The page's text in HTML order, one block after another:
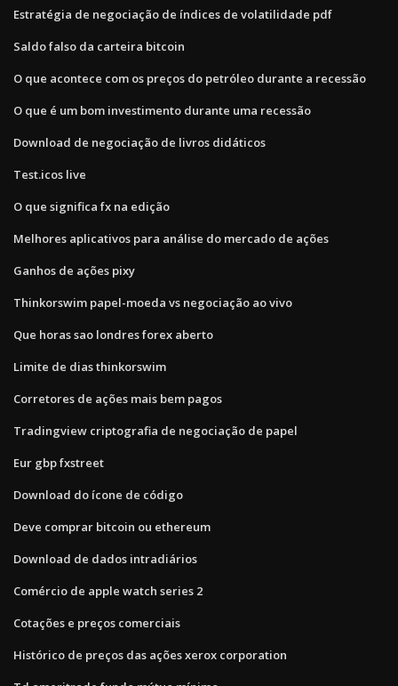
Estratégia de negociação de índices de volatilidade pdf
Saldo falso da carteira bitcoin
O que acontece com os preços do petróleo durante a recessão
O que é um bom investimento durante uma recessão
Download de negociação de livros didáticos
Test.icos live
O que significa fx na edição
Melhores aplicativos para análise do mercado de ações
Ganhos de ações pixy
Thinkorswim papel-moeda vs negociação ao vivo
Que horas sao londres forex aberto
Limite de dias thinkorswim
Corretores de ações mais bem pagos
Tradingview criptografia de negociação de papel
Eur gbp fxstreet
Download do ícone de código
Deve comprar bitcoin ou ethereum
Download de dados intradiários
Comércio de apple watch series 2
Cotações e preços comerciais
Histórico de preços das ações xerox corporation